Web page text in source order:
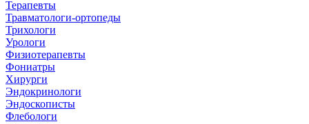
Терапевты
Травматологи-ортопеды
Трихологи
Урологи
Физиотерапевты
Фониатры
Хирурги
Эндокринологи
Эндоскописты
Флебологи